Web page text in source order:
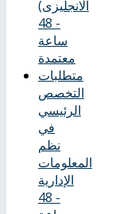
الانجليزى)
- 48
ساعة
معتمدة
متطلبات
التخصص
الرئيسي
في
نظم
المعلومات
الإدارية
- 48